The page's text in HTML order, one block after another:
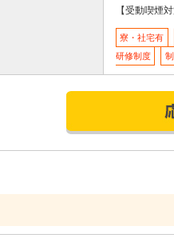
【受動喫煙
寮・社宅有
研修制度